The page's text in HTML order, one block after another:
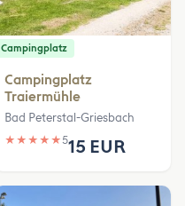
Campingplatz
Campingplatz
Traiermühle
Bad Peterstal-Griesbach
★ ★ ★ ★ ★515 EUR